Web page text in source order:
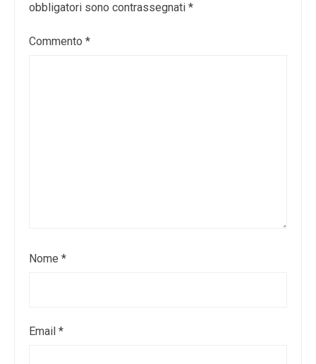
obbligatori sono contrassegnati *
Commento *
Nome *
Email *